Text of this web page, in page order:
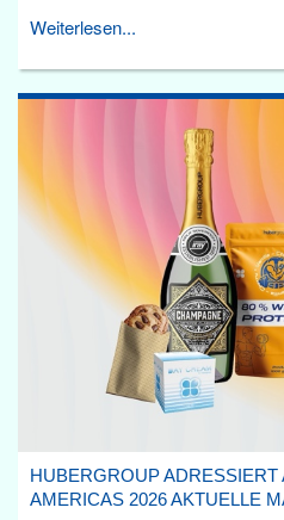
Weiterlesen...
HUBERGROUP ADRESSIERT
AMERICAS 2026 AKTUELLE